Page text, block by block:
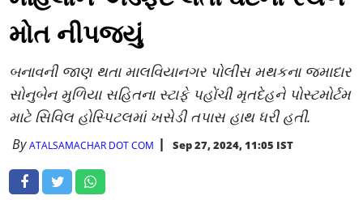
મોત નીપજ્યું
બનાવની જાણ થતા માલવિયાનગર પોલીસ મથકના જમાદાર
સોનુબેન મુળિયા સહિતના સ્ટાફે પહોંચી મૃતદેહને પોસ્ટમોર્ટમ
માટે સિવિલ હોસ્પિટલમાં ખસેડી તપાસ હાથ ધરી હતી.
ByATALSAMACHAR DOT COM Sep 27, 2024, 11:05 IST